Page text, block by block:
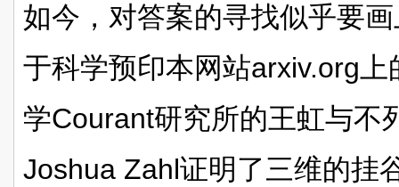
如今，对答案的寻找似乎要
于科学预印本网站arxiv.org
学Courant研究所的王虹与不
Joshua Zahl证明了三维的挂